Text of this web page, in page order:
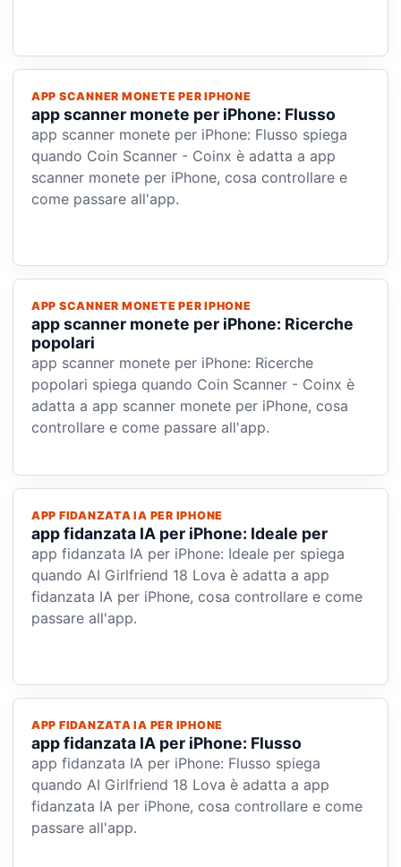
APP SCANNER MONETE PER IPHONE
app scanner monete per iPhone: Flusso
app scanner monete per iPhone: Flusso spiega
quando Coin Scanner - Coinx è adatta a app
scanner monete per iPhone, cosa controllare e
come passare all'app.
APP SCANNER MONETE PER IPHONE
app scanner monete per iPhone: Ricerche
popolari
app scanner monete per iPhone: Ricerche
popolari spiega quando Coin Scanner - Coinx è
adatta a app scanner monete per iPhone, cosa
controllare e come passare all'app.
APP FIDANZATA IA PER IPHONE
app fidanzata IA per iPhone: Ideale per
app fidanzata IA per iPhone: Ideale per spiega
quando AI Girlfriend 18 Lova è adatta a app
fidanzata IA per iPhone, cosa controllare e come
passare all'app.
APP FIDANZATA IA PER IPHONE
app fidanzata IA per iPhone: Flusso
app fidanzata IA per iPhone: Flusso spiega
quando AI Girlfriend 18 Lova è adatta a app
fidanzata IA per iPhone, cosa controllare e come
passare all'app.